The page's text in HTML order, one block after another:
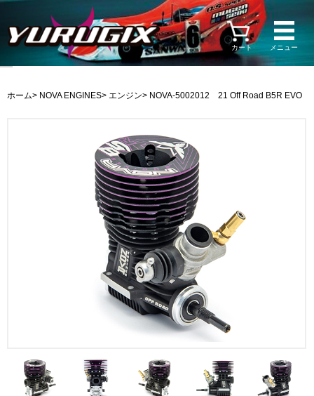
カート メニュー
ホーム> NOVA ENGINES> エンジン> NOVA-5002012 21 Off Road B5R EVO